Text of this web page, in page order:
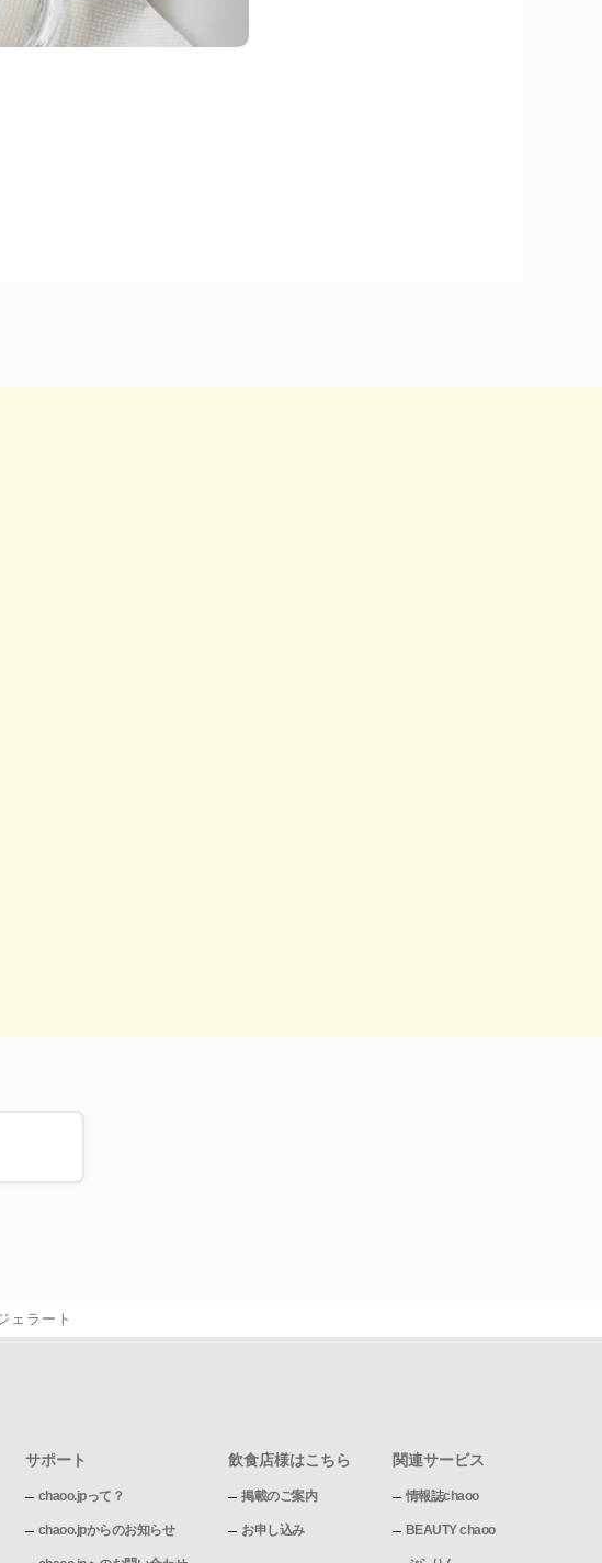
ェラート
サポート
chaoo.jpって？
chaoo.jpからのお知らせ
飲食店様はこちら
掲載のご案内
お申し込み
関連サービス
情報誌chaoo
BEAUTY chaoo